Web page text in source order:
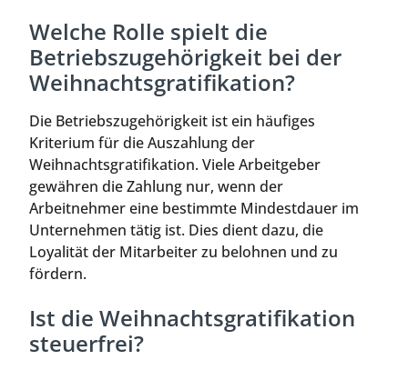
Welche Rolle spielt die
Betriebszugehörigkeit bei der
Weihnachtsgratifikation?
Die Betriebszugehörigkeit ist ein häufiges
Kriterium für die Auszahlung der
Weihnachtsgratifikation. Viele Arbeitgeber
gewähren die Zahlung nur, wenn der
Arbeitnehmer eine bestimmte Mindestdauer im
Unternehmen tätig ist. Dies dient dazu, die
Loyalität der Mitarbeiter zu belohnen und zu
fördern.
Ist die Weihnachtsgratifikation
steuerfrei?